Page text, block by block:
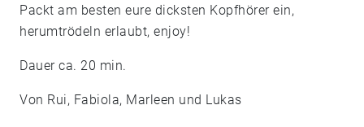
Packt am besten eure dicksten Kopfhörer ein,
herumtrödeln erlaubt, enjoy!
Dauer ca. 20 min.
Von Rui, Fabiola, Marleen und Lukas